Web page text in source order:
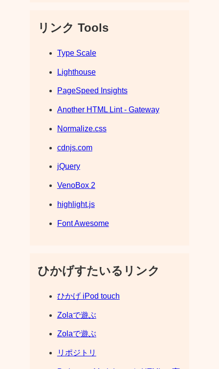
リンク Tools
Type Scale
Lighthouse
PageSpeed Insights
Another HTML Lint - Gateway
Normalize.css
cdnjs.com
jQuery
VenoBox 2
highlight.js
Font Awesome
ひかげすたいるリンク
ひかげ iPod touch
Zolaで遊ぶ
Zolaで遊ぶ
リポジトリ